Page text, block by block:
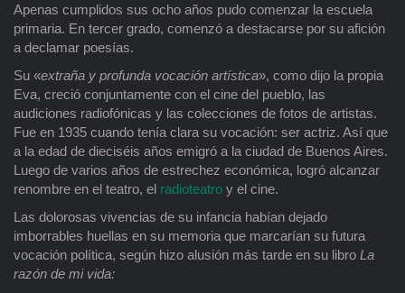
Apenas cumplidos sus ocho años pudo comenzar la escuela
primaria. En tercer grado, comenzó a destacarse por su afición
a declamar poesías.
Su «extraña y profunda vocación artística», como dijo la propia
Eva, creció conjuntamente con el cine del pueblo, las
audiciones radiofónicas y las colecciones de fotos de artistas.
Fue en 1935 cuando tenía clara su vocación: ser actriz. Así que
a la edad de dieciséis años emigró a la ciudad de Buenos Aires.
Luego de varios años de estrechez económica, logró alcanzar
renombre en el teatro, el radioteatro y el cine.
Las dolorosas vivencias de su infancia habían dejado
imborrables huellas en su memoria que marcarían su futura
vocación política, según hizo alusión más tarde en su libro La
razón de mi vida: